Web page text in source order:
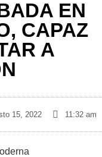
EN
CAPAZ
A
15, 2022 11:32 am